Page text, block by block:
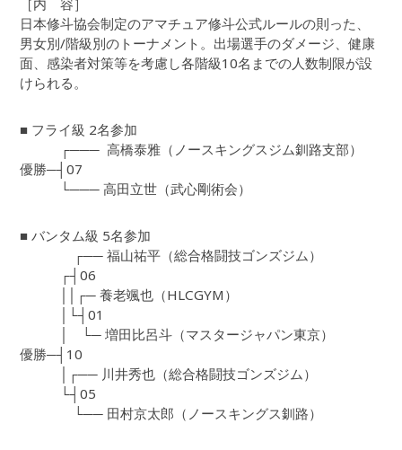
［内 容］
日本修斗協会制定のアマチュア修斗公式ルールの則った、
男女別/階級別のトーナメント。出場選手のダメージ、健康
面、感染者対策等を考慮し各階級10名までの人数制限が設
けられる。
■ フライ級 2名参加
┌─── 高橋泰雅（ノースキングスジム釧路支部）
優勝─┤07
└─── 高田立世（武心剛術会）
■ バンタム級 5名参加
┌── 福山祐平（総合格闘技ゴンズジム）
┌┤06
││┌─ 養老颯也（HLCGYM）
│└┤01
│ └─ 増田比呂斗（マスタージャパン東京）
優勝─┤10
│┌── 川井秀也（総合格闘技ゴンズジム）
└┤05
└── 田村京太郎（ノースキングス釧路）